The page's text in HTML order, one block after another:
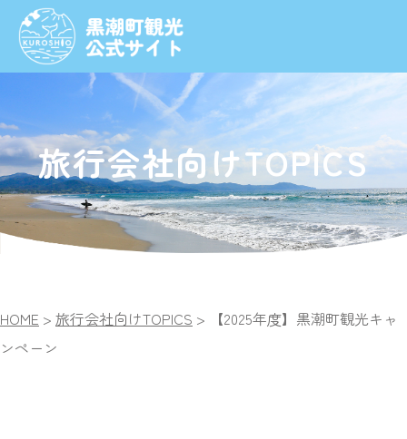
旅行会社向けTOPICS
HOME > 旅行会社向けTOPICS >
【2025年度】黒潮町観光キャ
ンペーン